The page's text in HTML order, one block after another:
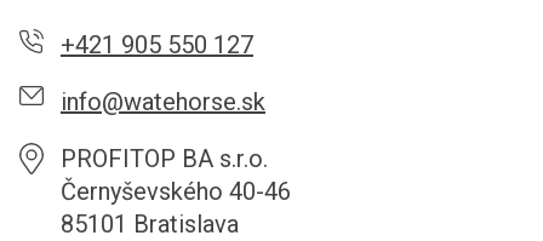
+421 905 550 127
info@watehorse.sk
PROFITOP BA s.r.o.
Černyševského 40-46
85101 Bratislava